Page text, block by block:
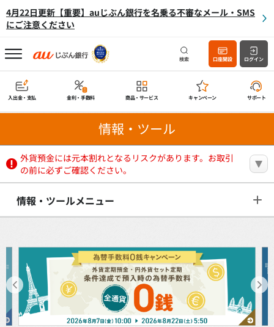
4月22日更新【重要】auじぶん銀行を名乗る不審なメール・SMS
にご注意ください
検索 口座開設 ログイン
入出金・支払 金利・手数料 商品・サービス キャンペーン サポート
情報・ツール
外貨預金には元本割れとなるリスクがあります。お取引
の前に必ずご確認ください。
情報・ツールメニュー